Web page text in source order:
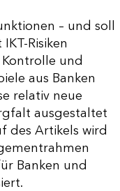
– und soll
Risiken
und
aus Banken
relativ neue
ausgestaltet
des Artikels wird
Banken und